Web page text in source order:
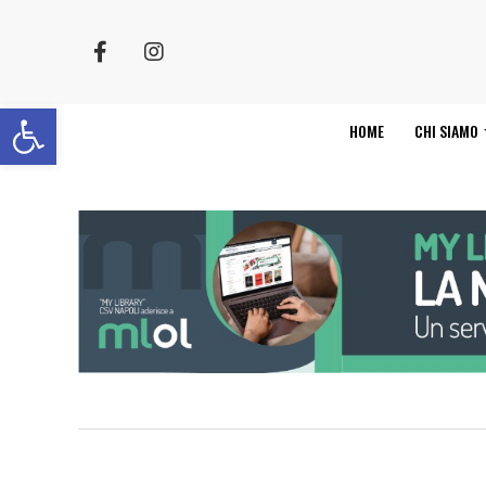
Apri la barra degli strumenti HOME CHI SIAMO